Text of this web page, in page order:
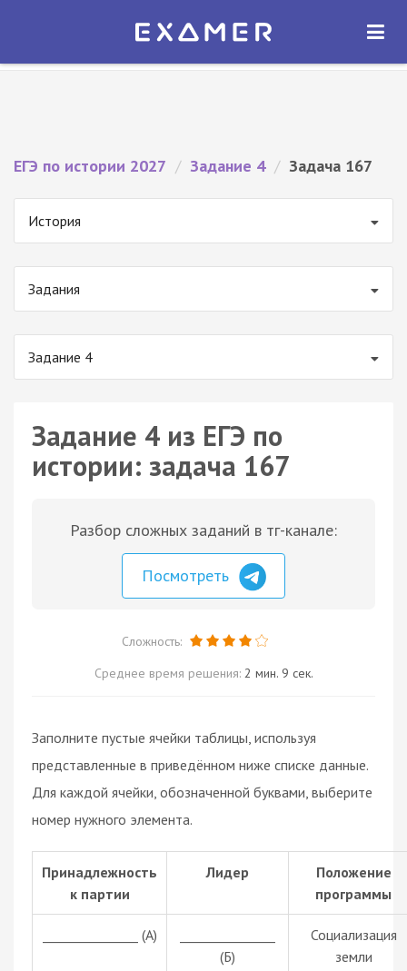
Экзамер — ЕГЭ 2027
ОТКРЫТЬ
ЕГЭ по истории 2027 / Задание 4 / Задача 167
История
Задания
Задание 4
Задание 4 из ЕГЭ по
истории: задача 167
Разбор сложных заданий в тг-канале:
Посмотреть
Сложность:
Среднее время решения: 2 мин. 9 сек.
Заполните пустые ячейки таблицы, используя
представленные в приведённом ниже списке данные.
Для каждой ячейки, обозначенной буквами, выберите
номер нужного элемента.
Принадлежность
к партии
Лидер
Положение
программы
_______________ (А)
(Б)
Социализация
земли